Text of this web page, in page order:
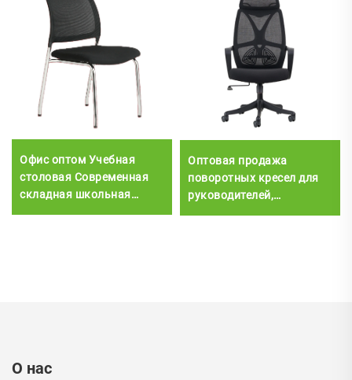
Офис оптом Учебная
столовая Современная
складная школьная
мебель Класс
Оптовая продажа
поворотных кресел для
руководителей,
О нас